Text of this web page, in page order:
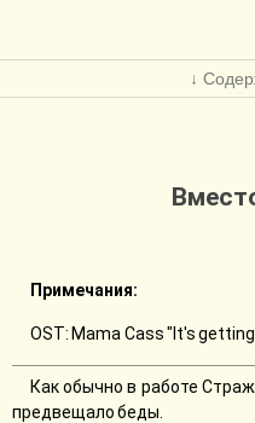
↓
Примечания:
OST: Mama Cass "It's
Как обычно в работе
предвещало беды.